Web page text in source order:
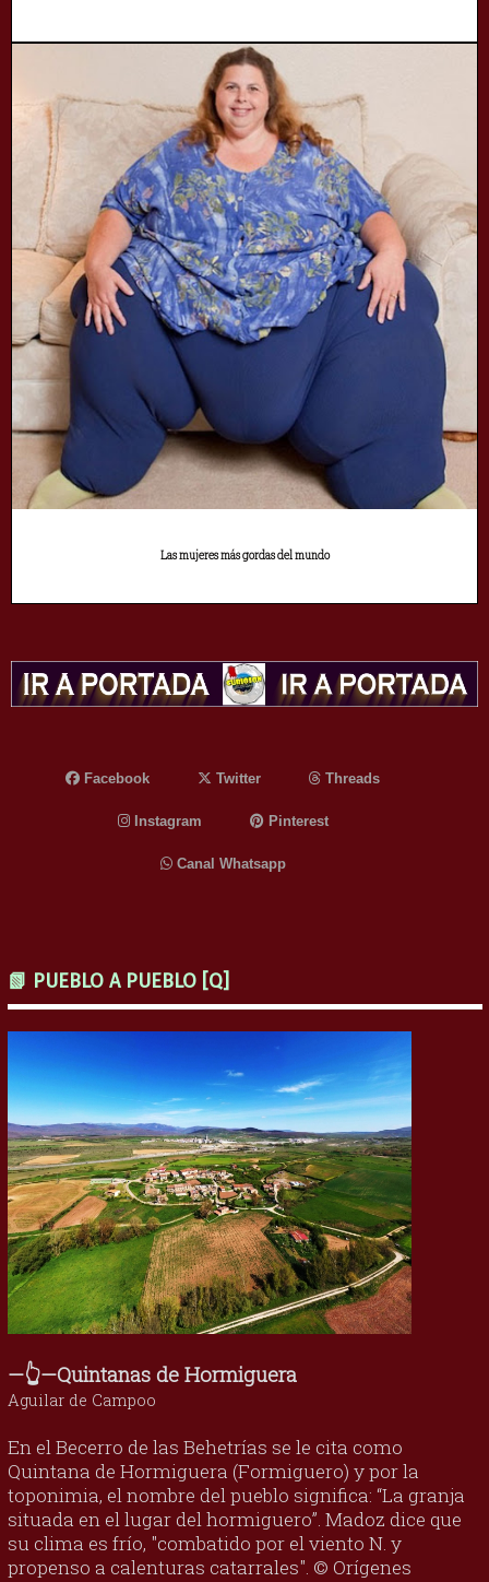
Las mujeres más gordas del mundo
Facebook Twitter Threads
Instagram Pinterest
Canal Whatsapp
📗 PUEBLO A PUEBLO [Q]
—👆—Quintanas de Hormiguera
Aguilar de Campoo
En el Becerro de las Behetrías se le cita como
Quintana de Hormiguera (Formiguero) y por la
toponimia, el nombre del pueblo significa: “La granja
situada en el lugar del hormiguero”. Madoz dice que
su clima es frío, "combatido por el viento N. y
propenso a calenturas catarrales". © Orígenes